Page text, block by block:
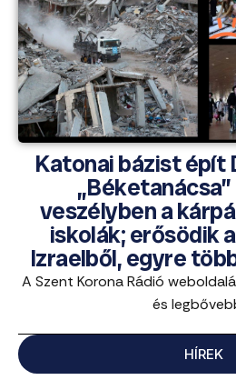
Katonai bázist épít
veszélyben a
iskolák; erősödik
Izraelből, egyre
A Szent Korona Rádió
és
HÍREK